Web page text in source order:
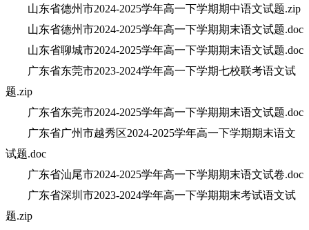
山东省德州市2024-2025学年高一下学期期中语文试题.zip
山东省德州市2024-2025学年高一下学期期末语文试题.doc
山东省聊城市2024-2025学年高一下学期期末语文试题.doc
广东省东莞市2023-2024学年高一下学期七校联考语文试
题.zip
广东省东莞市2024-2025学年高一下学期期末语文试题.doc
广东省广州市越秀区2024-2025学年高一下学期期末语文
试题.doc
广东省汕尾市2024-2025学年高一下学期期末语文试卷.doc
广东省深圳市2023-2024学年高一下学期期末考试语文试
题.zip